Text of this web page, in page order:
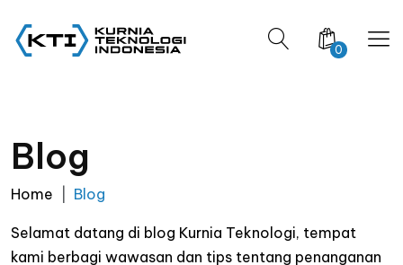
0
Blog
Home Blog
Selamat datang di blog Kurnia Teknologi, tempat
kami berbagi wawasan dan tips tentang penanganan